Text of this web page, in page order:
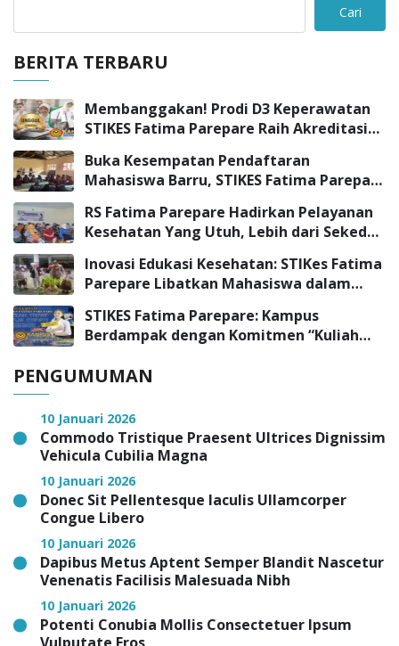
Cari
BERITA TERBARU
Membanggakan! Prodi D3 Keperawatan
STIKES Fatima Parepare Raih Akreditasi
Buka Kesempatan Pendaftaran
Mahasiswa Barru, STIKES Fatima Parepare
RS Fatima Parepare Hadirkan Pelayanan
Kesehatan Yang Utuh, Lebih dari Sekedar
Inovasi Edukasi Kesehatan: STIKes Fatima
Parepare Libatkan Mahasiswa dalam
STIKES Fatima Parepare: Kampus
Berdampak dengan Komitmen “Kuliah
PENGUMUMAN
10 Januari 2026
Commodo Tristique Praesent Ultrices Dignissim
Vehicula Cubilia Magna
10 Januari 2026
Donec Sit Pellentesque Iaculis Ullamcorper
Congue Libero
10 Januari 2026
Dapibus Metus Aptent Semper Blandit Nascetur
Venenatis Facilisis Malesuada Nibh
10 Januari 2026
Potenti Conubia Mollis Consectetuer Ipsum